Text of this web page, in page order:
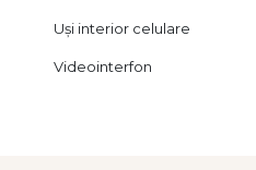
Uși interior celulare
Videointerfon